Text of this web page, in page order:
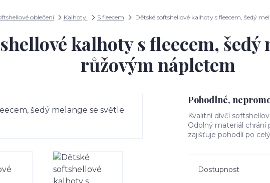
oblečení Kalhoty S fleecem Dětské softshellové kalhoty s fleecem, šedý
kalhoty s fleecem, šedý
růžovým nápletem
Pohodlné,
Kvalitní dívčí
Odolný materiál
zajišťuje pohodlí po
Dostupnost